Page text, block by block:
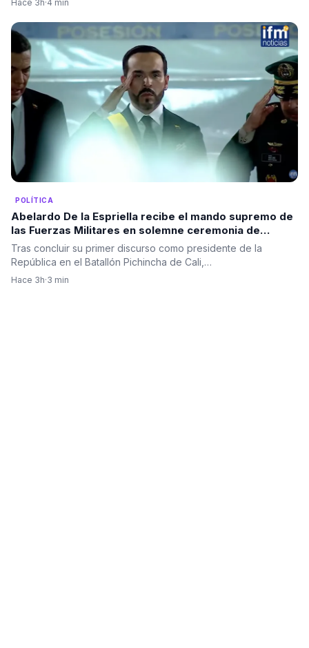
Hace 3h·4 min
POLÍTICA
Abelardo De la Espriella recibe el mando supremo de
las Fuerzas Militares en solemne ceremonia de
reconocimiento de tropas
Tras concluir su primer discurso como presidente de la
República en el Batallón Pichincha de Cali,…
Hace 3h·3 min